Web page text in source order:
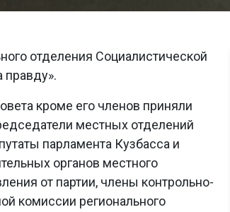
отделения Социалистической
кроме его членов приняли
местных отделений
парламента Кузбасса и
органов местного
от партии, члены контрольно-
комиссии регионального